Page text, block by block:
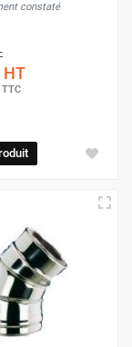
constaté
HT
TTC